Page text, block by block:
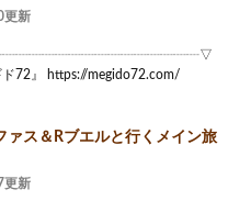
更新
72』 https://megido72.com/
ァス＆Rブエルと行くメイン旅
更新